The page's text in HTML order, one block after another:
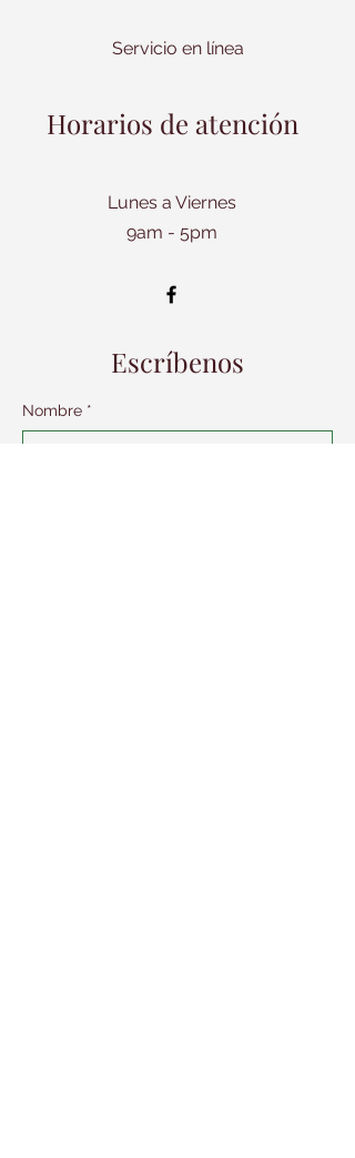
Servicio en línea
Horarios de atención
Lunes a Viernes
9am - 5pm
Escríbenos
Nombre *